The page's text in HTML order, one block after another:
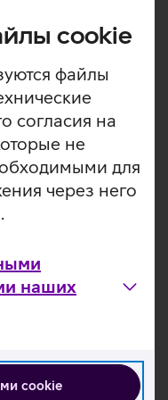
cookie
файлы
согласия на
не
для
через него
наших
cookie
несколько
камера с
делать
видео в
Pencil — это
заметок,
разработки
для новой яркой
системе
для зарядки!
при любом
12 Мп позволяет
совершать